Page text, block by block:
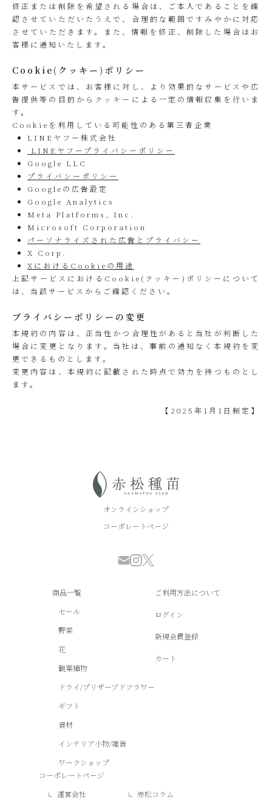
修正または削除を希望される場合は、ご本人であることを確
認させていただいたうえで、合理的な範囲ですみやかに対応
させていただきます。また、情報を修正、削除した場合はお
客様に通知いたします。
Cookie(クッキー)ポリシー
本サービスでは、お客様に対し、より効果的なサービスや広
告提供等の目的からクッキーによる一定の情報収集を行いま
す。
Cookieを利用している可能性のある第三者企業
LINEヤフー株式会社
LINEヤフープライバシーポリシー
Google LLC
プライバシーポリシー
Googleの広告設定
Google Analytics
Meta Platforms, Inc.
Microsoft Corporation
パーソナライズされた広告とプライバシー
X Corp.
XにおけるCookieの用途
上記サービスにおけるCookie(クッキー)ポリシーについて
は、当該サービスからご確認ください。
プライバシーポリシーの変更
本規約の内容は、正当性かつ合理性があると当社が判断した
場合に変更となります。当社は、事前の通知なく本規約を変
更できるものとします。
変更内容は、本規約に記載された時点で効力を持つものとし
ます。
【2025年1月1日制定】
オンラインショップ
コーポレートページ
商品一覧
セール
野菜
花
観葉植物
ドライ/プリザーブドフラワー
ギフト
資材
インテリア小物/雑貨
ワークショップ
ご利用方法について
ログイン
新規会員登録
カート
コーポレートページ
運営会社
赤松コラム